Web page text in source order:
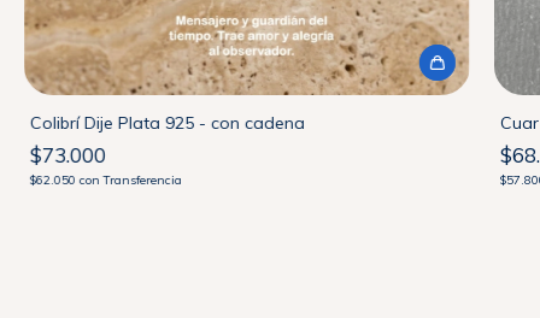
Colibrí Dije Plata 925 - con cadena
$73.000
$62.050con Transferencia